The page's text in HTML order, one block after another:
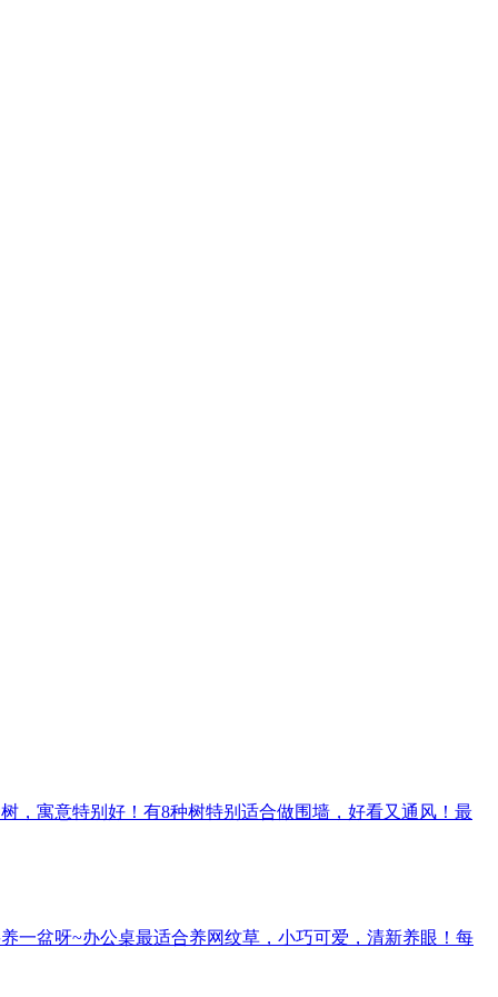
，寓意特别好！ 有8种树特别适合做围墙，好看又通风！ 最
一盆呀~办公桌最适合养网纹草，小巧可爱，清新养眼！ 每